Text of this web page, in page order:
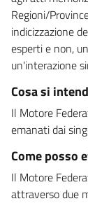
Regioni/
indicizzazione
esperti e non,
un'interazione
Cosa si
Il Motore
emanati dai
Come posso
Il Motore
attraverso due